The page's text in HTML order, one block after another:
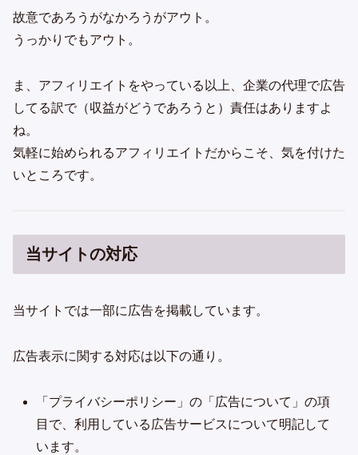
故意であろうがなかろうがアウト。
うっかりでもアウト。
ま、アフィリエイトをやっている以上、企業の代理で広告
してる訳で（収益がどうであろうと）責任はありますよ
ね。
気軽に始められるアフィリエイトだからこそ、気を付けた
いところです。
当サイトの対応
当サイトでは一部に広告を掲載しています。
広告表示に関する対応は以下の通り。
「プライバシーポリシー」の「広告について」の項
目で、利用している広告サービスについて明記して
います。